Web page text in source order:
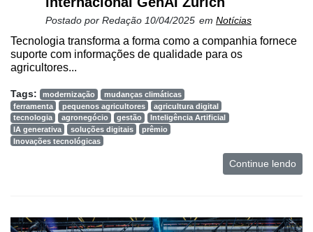
Postado por Redação 10/04/2025 em Notícias
Tecnologia transforma a forma como a companhia fornece
suporte com informações de qualidade para os
agricultores...
Tags: modernização
mudanças climáticas
ferramenta
pequenos agricultores
agricultura digital
tecnologia
agronegócio gestão
Inteligência Artificial
IA generativa
soluções digitais
prêmio
Inovações tecnológicas
Continue lendo